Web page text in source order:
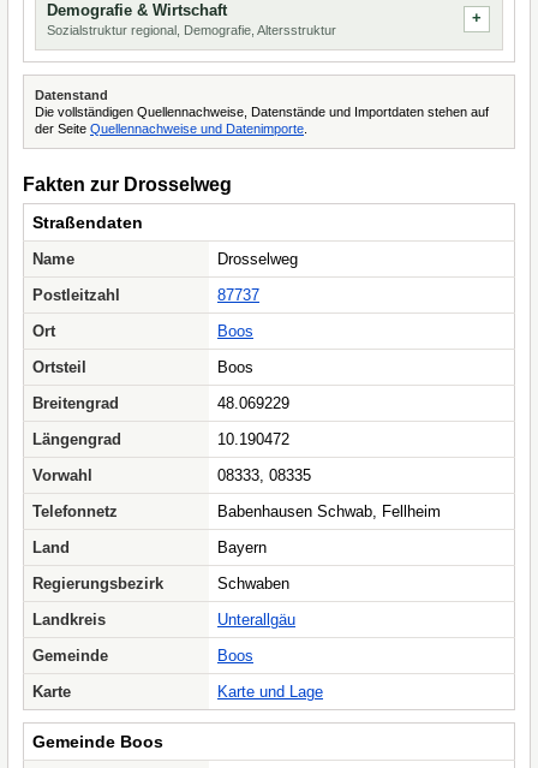
Demografie & Wirtschaft
Sozialstruktur regional, Demografie, Altersstruktur
Datenstand
Die vollständigen Quellennachweise, Datenstände und Importdaten stehen auf
der Seite Quellennachweise und Datenimporte
Fakten zur Drosselweg
Straßendaten
Name
Drosselweg
Postleitzahl
87737
Ort
Boos
Ortsteil
Boos
Breitengrad
48.069229
Längengrad
10.190472
Vorwahl
08333, 08335
Telefonnetz
Babenhausen Schwab, Fellheim
Land
Bayern
Regierungsbezirk
Schwaben
Landkreis
Unterallgäu
Gemeinde
Boos
Karte
Karte und Lage
Gemeinde Boos